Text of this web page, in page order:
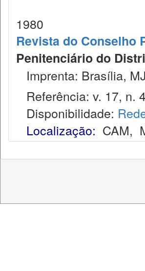
1980
Revista do Conselho
Penitenciário do
Imprenta: Brasília,
Referência: v. 17, n.
Disponibilidade:
Localização: CAM,